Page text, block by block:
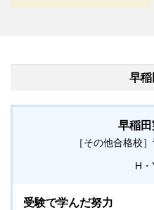
早
早稲
［その他合格校］
H・
受験で学んだ努力